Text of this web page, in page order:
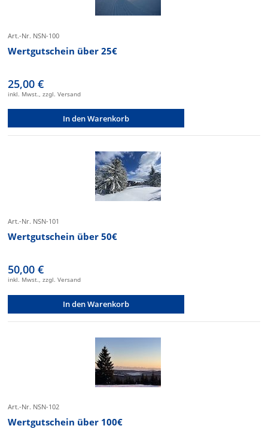
Art.-Nr. NSN-100
Wertgutschein über 25€
25,00 €
inkl. Mwst., zzgl. Versand
In den Warenkorb
Art.-Nr. NSN-101
Wertgutschein über 50€
50,00 €
inkl. Mwst., zzgl. Versand
In den Warenkorb
Art.-Nr. NSN-102
Wertgutschein über 100€